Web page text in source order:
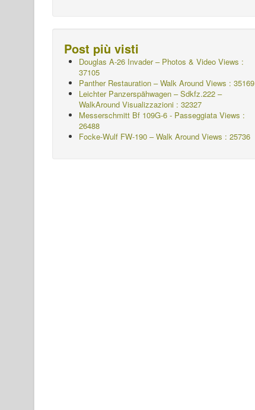
Post più visti
Douglas A-26 Invader – Photos & Video Views :
37105
Panther Restauration – Walk Around Views : 35169
Leichter Panzerspähwagen – Sdkfz.222 –
WalkAround Visualizzazioni : 32327
Messerschmitt Bf 109G-6 - Passeggiata Views :
26488
Focke-Wulf FW-190 – Walk Around Views : 25736